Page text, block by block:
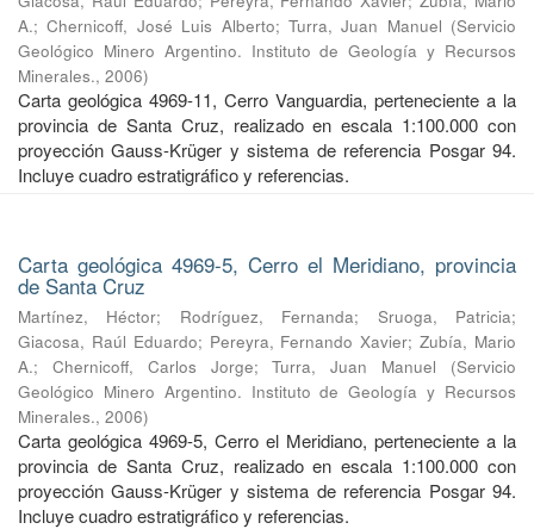
A.;Chernicoff, José Luis Alberto; Turra, Juan Manuel (Servicio
Geológico Minero Argentino. Instituto de Geología y Recursos
Minerales., 2006)
Carta geológica 4969-11, Cerro Vanguardia, perteneciente a la
provincia de Santa Cruz, realizado en escala 1:100.000 con
proyección Gauss-Krüger y sistema de referencia Posgar 94.
Incluye cuadro estratigráfico y referencias.
Carta geológica 4969-5, Cerro el Meridiano, provincia
de Santa Cruz
Martínez, Héctor; Rodríguez, Fernanda; Sruoga, Patricia;
Giacosa, Raúl Eduardo; Pereyra, Fernando Xavier;Zubía, Mario
A.; Chernicoff, Carlos Jorge;Turra, Juan Manuel (Servicio
Geológico Minero Argentino. Instituto de Geología y Recursos
Minerales., 2006)
Carta geológica 4969-5, Cerro el Meridiano, perteneciente a la
provincia de Santa Cruz, realizado en escala 1:100.000 con
proyección Gauss-Krüger y sistema de referencia Posgar 94.
Incluye cuadro estratigráfico y referencias.